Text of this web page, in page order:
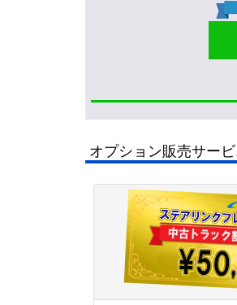
オプション販売サービ